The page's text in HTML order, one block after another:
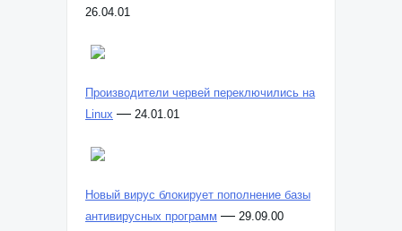
26.04.01
Производители червей переключились на
Linux — 24.01.01
Новый вирус блокирует пополнение базы
антивирусных программ — 29.09.00